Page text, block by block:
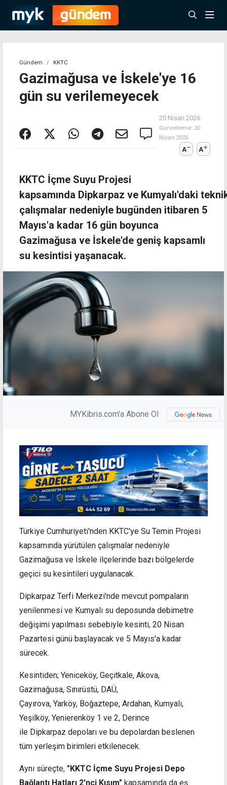
Gündem KKTC
Gazimağusa ve İskele'ye 16
gün su verilemeyecek
20 Nisan 2026
Güncelleme: 20
Nisan 2026
A A
KKTC İçme Suyu Projesi
kapsamında Dipkarpaz ve Kumyalı'daki
çalışmalar nedeniyle bugünden itibaren 5
Mayıs'a kadar 16 gün boyunca
Gazimağusa ve İskele'de geniş kapsamlı
su kesintisi yaşanacak.
MYKibris.com'a Abone Ol
Türkiye Cumhuriyeti'nden KKTC'ye Su Temin Projesi
kapsamında yürütülen çalışmalar nedeniyle
Gazimağusa ve İskele ilçelerinde bazı bölgelerde
geçici su kesintileri uygulanacak.
Dipkarpaz Terfi Merkezi'nde mevcut pompaların
yenilenmesi ve Kumyalı su deposunda debimetre
değişimi yapılması sebebiyle kesinti, 20 Nisan
Pazartesi günü başlayacak ve 5 Mayıs'a kadar
sürecek.
Kesintiden; Yeniceköy, Geçitkale, Akova,
Gazimağusa, Sınırüstü, DAÜ,
Çayırova, Yarköy, Boğaztepe, Ardahan, Kumyalı,
Yeşilköy, Yenierenköy 1 ve 2, Derince
ile Dipkarpaz depoları ve bu depolardan beslenen
tüm yerleşim birimleri etkilenecek.
Aynı süreçte, "KKTC İçme Suyu Projesi Depo
Bağlantı Hatları 2'nci Kısım" kapsamında da eş